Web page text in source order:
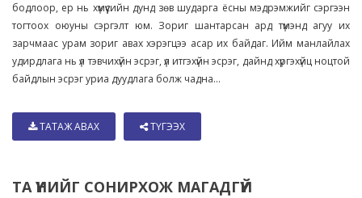
бодлоор, ер нь хүмүүсийн дунд зөв шударга ёсны мэдрэмжийг сэргээн
тогтоох оюуны сэргэлт юм. Зориг шантарсан ард түмэнд агуу их
зарчмаас урам зориг авах хэрэгцээ асар их байдаг. Ийм манлайлах
удирдлага нь үл тэвчихүйн эсрэг, үл итгэхүйн эсрэг, дайнд хүргэхүйц ноцтой
байдлын эсрэг уриа дуудлага болж чадна...
ТАТАЖ АВАХ ТҮГЭЭХ
ТА ҮҮНИЙГ СОНИРХОЖ МАГАДГҮЙ